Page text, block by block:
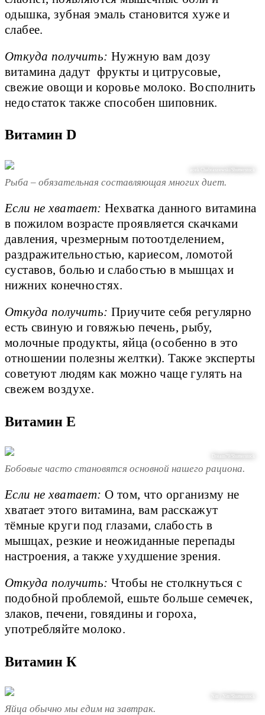
одышка, зубная эмаль становится хуже и
слабее.
Откуда получить:Нужную вам дозу
витамина дадут фрукты и цитрусовые,
свежие овощи и коровье молоко. Восполнить
недостаток также способен шиповник.
Витамин D
acek Chabraszewski/Shutterstock
Рыба – обязательная составляющая многих диет.
Если не хватает:Нехватка данного витамина
в пожилом возрасте проявляется скачками
давления, чрезмерным потоотделением,
раздражительностью, кариесом, ломотой
суставов, болью и слабостью в мышцах и
нижних конечностях.
Откуда получить: Приучите себя регулярно
есть свиную и говяжью печень, рыбу,
молочные продукты, яйца (особенно в это
отношении полезны желтки). Также эксперты
советуют людям как можно чаще гулять на
свежем воздухе.
Витамин Е
Dream79/Shutterstock
Бобовые часто становятся основной нашего рациона.
Если не хватает:О том, что организму не
хватает этого витамина, вам расскажут
тёмные круги под глазами, слабость в
мышцах, резкие и неожиданные перепады
настроения, а также ухудшение зрения.
Откуда получить:Чтобы не столкнуться с
подобной проблемой, ешьте больше семечек,
злаков, печени, говядины и гороха,
употребляйте молоко.
Витамин К
Nitr / Nitr/Shutterstock
Яйца обычно мы едим на завтрак.